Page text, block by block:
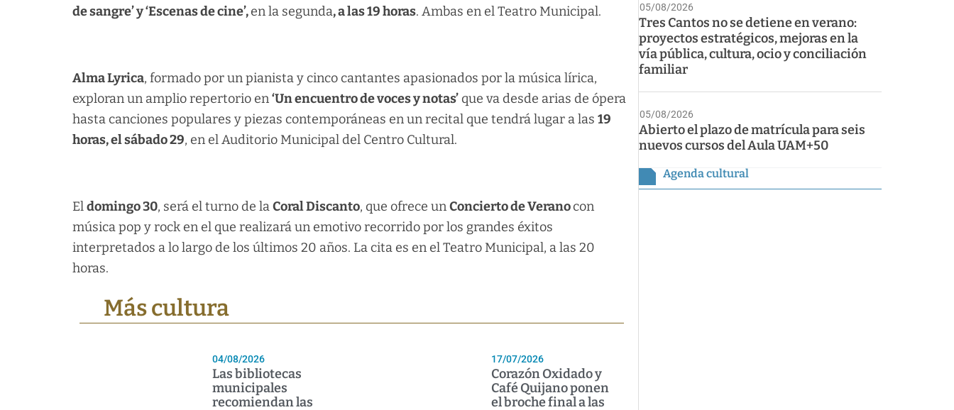
de sangre’ y ‘Escenas de cine’,en la segunda, a las 19 horas. Ambas en el Teatro Municipal.
Alma Lyrica, formado por un pianista y cinco cantantes apasionados por la música lírica,
exploran un amplio repertorio en‘Un encuentro de voces y notas’ que va desde arias de ópera
hasta canciones populares y piezas contemporáneas en un recital que tendrá lugar a las 19
horas, el sábado 29, en el Auditorio Municipal del Centro Cultural.
Eldomingo 30, será el turno de laCoral Discanto, que ofrece unConcierto de Veranocon
música pop y rock en el que realizará un emotivo recorrido por los grandes éxitos
interpretados a lo largo de los últimos 20 años. La cita es en el Teatro Municipal, a las 20
horas.
Más cultura
04/08/2026
Las bibliotecas
municipales
recomiendan las
17/07/2026
Corazón Oxidado y
Café Quijano ponen
el broche final a las
05/08/2026
Tres Cantos no se detiene en verano:
proyectos estratégicos, mejoras en la
vía pública, cultura, ocio y conciliación
familiar
05/08/2026
Abierto el plazo de matrícula para seis
nuevos cursos del Aula UAM+50
Agenda cultural